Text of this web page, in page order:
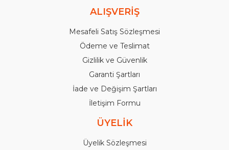
ALIŞVERİŞ
Mesafeli Satış Sözleşmesi
Ödeme ve Teslimat
Gizlilik ve Güvenlik
Garanti Şartları
İade ve Değişim Şartları
İletişim Formu
ÜYELİK
Üyelik Sözleşmesi